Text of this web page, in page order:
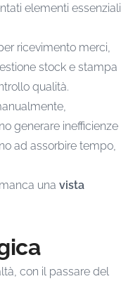
elementi essenziali
ricevimento merci,
stock e stampa
qualità.
generare inefficienze
ad assorbire tempo,
una vista
con il passare del